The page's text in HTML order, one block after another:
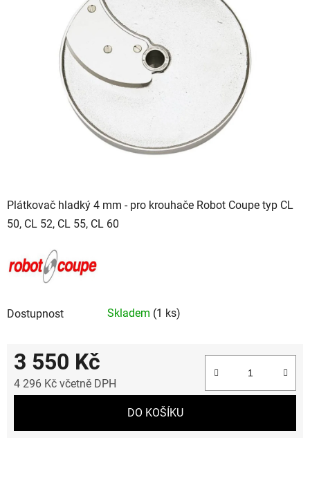
Plátkovač hladký 4 mm - pro krouhače Robot Coupe typ CL
50, CL 52, CL 55, CL 60
Dostupnost Skladem (1 ks)
3 550 Kč
4 296 Kč včetně DPH
DO KOŠÍKU